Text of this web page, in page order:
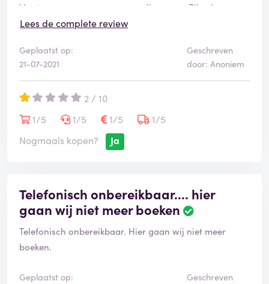
klant maar nu voor ons geen eliza meer. Bij zo’n
organisatie mag je toch verwachten dat je zoiets niet
alles zetten om
Je te helpen. Vakantie waar we zo naar uit keken
zomaar weg. In de kou dat laten ze je staan! Jammer
want dat waren we zo niet gewend van deze
organisatie.
Lees de complete review
Geplaatst op:
21-07-2021
Geschreven
door: Anoniem
2 / 10
1/5
1/5 1/5
1/5
Nogmaals kopen?
Ja
Telefonisch onbereikbaar.... hier
gaan wij niet meer boeken
Telefonisch onbereikbaar. Hier gaan wij niet meer
boeken.
Geplaatst op:
Geschreven